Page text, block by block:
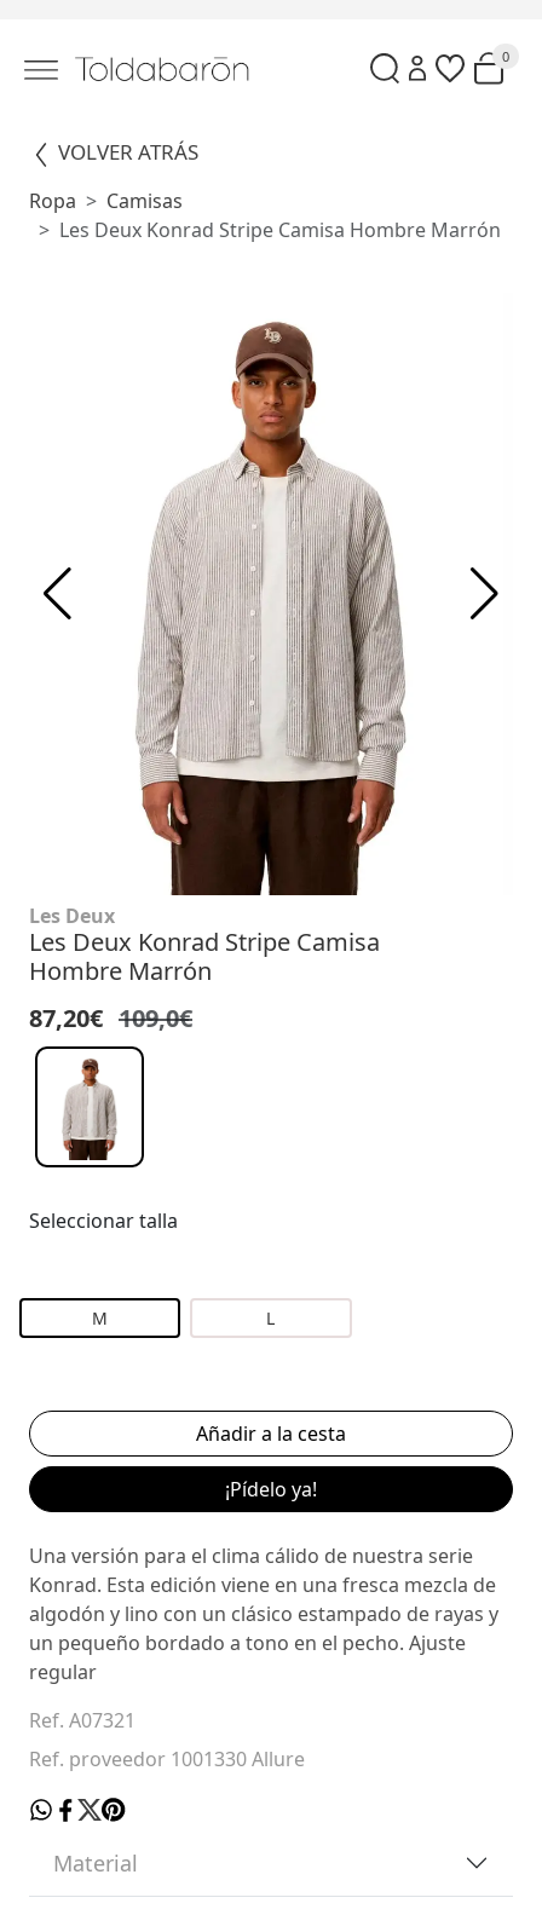
0
VOLVER ATRÁS
Ropa
Camisas
Les Deux Konrad Stripe Camisa Hombre Marrón
Les Deux
Les Deux Konrad Stripe Camisa
Hombre Marrón
87,20€ 109,0€
Seleccionar talla
M L
¡Pídelo ya!
Una versión para el clima cálido de nuestra serie
Konrad. Esta edición viene en una fresca mezcla de
algodón y lino con un clásico estampado de rayas y
un pequeño bordado a tono en el pecho. Ajuste
regular
Ref. A07321
Ref. proveedor 1001330 Allure
Material